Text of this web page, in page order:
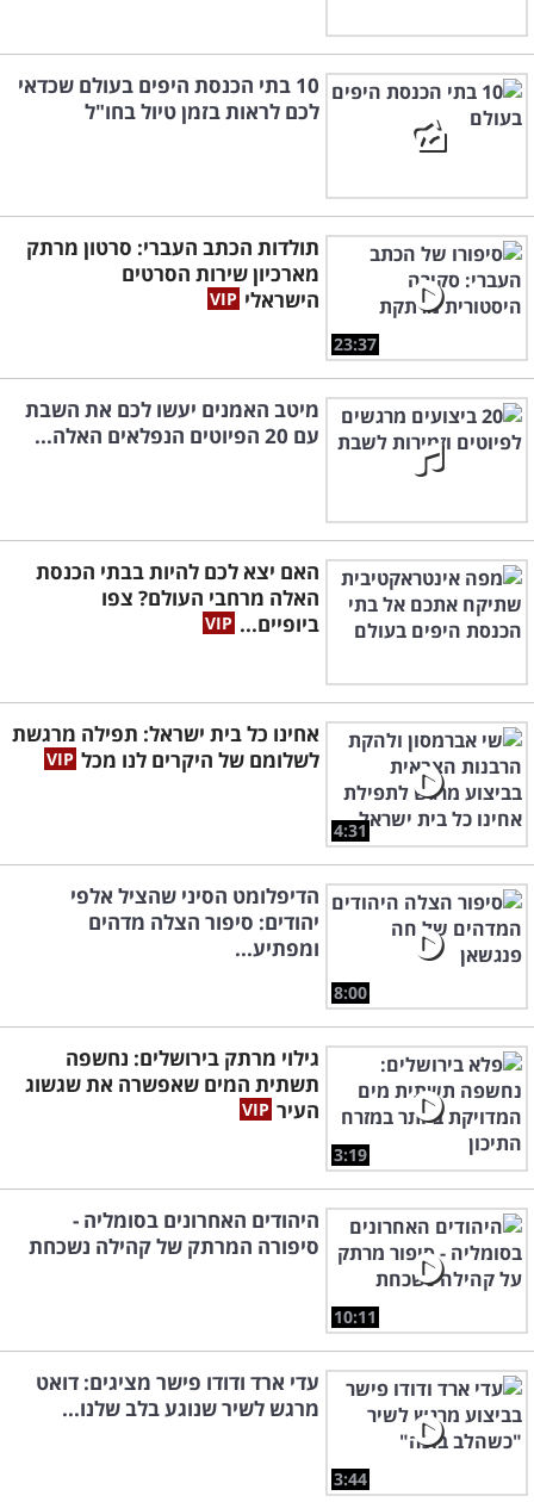
10 בתי הכנסת היפים בעולם שכדאי
לכם לראות בזמן טיול בחו"ל
23:37
תולדות הכתב העברי: סרטון מרתק
מארכיון שירות הסרטים
הישראלי
מיטב האמנים יעשו לכם את השבת
עם 20 הפיוטים הנפלאים האלה...
האם יצא לכם להיות בבתי הכנסת
האלה מרחבי העולם? צפו
ביופיים...
4:31
אחינו כל בית ישראל: תפילה מרגשת
לשלומם של היקרים לנו מכל
8:00
הדיפלומט הסיני שהציל אלפי
יהודים: סיפור הצלה מדהים
ומפתיע...
3:19
גילוי מרתק בירושלים: נחשפה
תשתית המים שאפשרה את שגשוג
העיר
10:11
היהודים האחרונים בסומליה -
סיפורה המרתק של קהילה נשכחת
3:44
עדי ארד ודודו פישר מציגים: דואט
מרגש לשיר שנוגע בלב שלנו...